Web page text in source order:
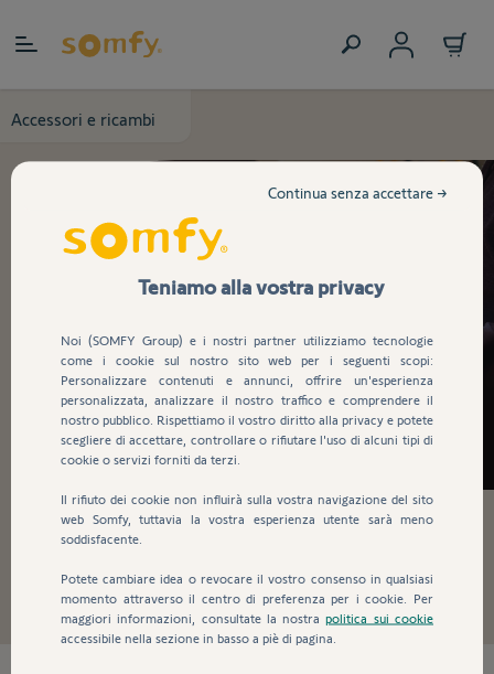
Accessori e ricambi
Cancelli
Teniamo alla vostra privacy
Noi (SOMFY Group) e i nostri partner utilizziamo tecnologie
come i cookie sul nostro sito web per i seguenti scopi:
Personalizzare contenuti e annunci, offrire un'esperienza
personalizzata, analizzare il nostro traffico e comprendere il
nostro pubblico. Rispettiamo il vostro diritto alla privacy e potete
scegliere di accettare, controllare o rifiutare l'uso di alcuni tipi di
cookie o servizi forniti da terzi.
Il rifiuto dei cookie non influirà sulla vostra navigazione del sito
web Somfy, tuttavia la vostra esperienza utente sarà meno
soddisfacente.
Potete cambiare idea o revocare il vostro consenso in qualsiasi
momento attraverso il centro di preferenza per i cookie. Per
maggiori informazioni, consultate la nostrapolitica sui cookie
accessibile nella sezione in basso a piè di pagina.
Continua senza accettare →